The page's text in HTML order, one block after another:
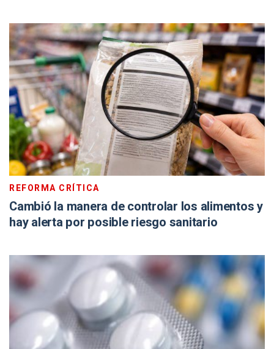
REFORMA CRÍTICA
Cambió la manera de controlar los alimentos y
hay alerta por posible riesgo sanitario